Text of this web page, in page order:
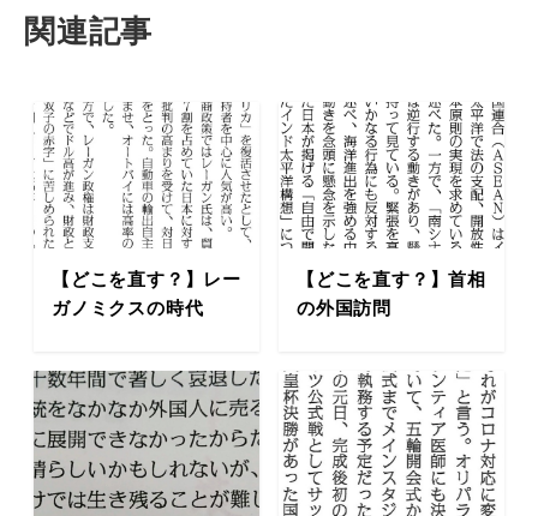
関連記事
【どこを直す？】レー
ガノミクスの時代
【どこを直す？】首相
の外国訪問